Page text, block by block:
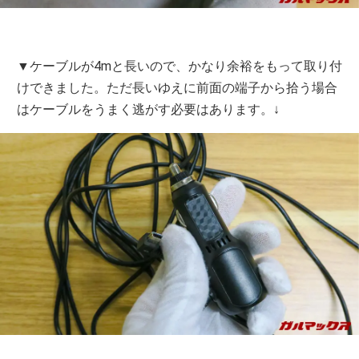
▼ケーブルが4mと長いので、かなり余裕をもって取り付
けできました。ただ長いゆえに前面の端子から拾う場合
はケーブルをうまく逃がす必要はあります。↓